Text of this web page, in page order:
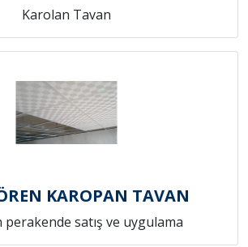
Karolan Tavan
KAROPAN TAVAN
perakende satış ve uygulama